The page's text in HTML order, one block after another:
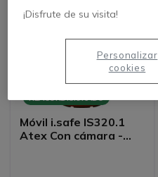
REACONDICIONADO
Móvil i.safe IS320.1
Atex Con cámara -
¡Disfrute de su visita!
Personalizar
cookies